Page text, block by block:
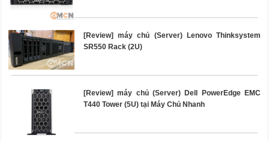
[Review] máy chủ (Server) Lenovo Thinksystem
SR550 Rack (2U)
[Review] máy chủ (Server) Dell PowerEdge EMC
T440 Tower (5U) tại Máy Chủ Nhanh